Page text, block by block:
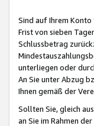
Sind auf Ihrem
Frist von sieben
Schlussbetrag
unterliegen oder
An Sie unter Abzug
Ihnen gemäß der
Sollten Sie, gleich
an Sie im Rahmen